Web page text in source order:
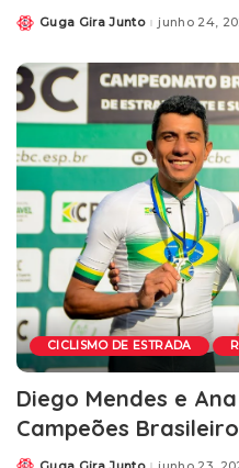
Guga Gira Junto junho 24,
CICLISMO DE ESTRADA
Diego Mendes e
Campeões